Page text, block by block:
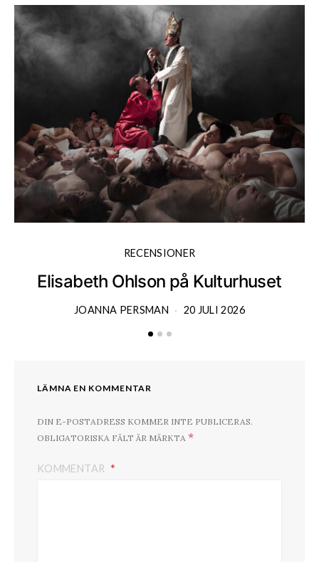
RECENSIONER
Elisabeth Ohlson på Kulturhuset
JOANNA PERSMAN 20 JULI 2026
LÄMNA EN KOMMENTAR
DIN E-POSTADRESS KOMMER INTE PUBLICERAS.
OBLIGATORISKA FÄLT ÄR MÄRKTA *
KOMMENTAR